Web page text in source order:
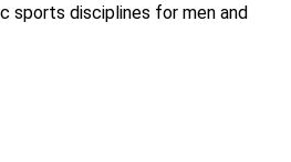
sports disciplines for men and